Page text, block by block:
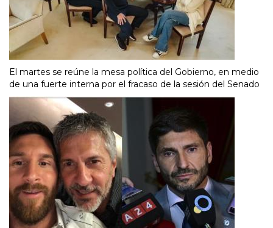
El martes se reúne la mesa política del Gobierno, en medio
de una fuerte interna por el fracaso de la sesión del Senado